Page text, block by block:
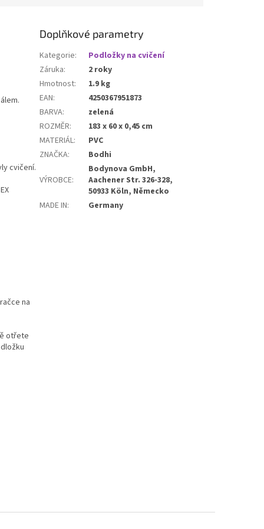
i na cestách.
cvičení.
na
otřete
Doplňkové parametry
Kategorie:
Podložky na cvičení
Záruka:
2 roky
Hmotnost:
1.9 kg
EAN:
4250367951873
BARVA:
zelená
ROZMĚR:
183 x 60 x 0,45 cm
MATERIÁL:
PVC
ZNAČKA: Bodhi
VÝROBCE:
Bodynova GmbH,
Aachener Str. 326-328,
50933 Köln, Německo
MADE IN: Germany